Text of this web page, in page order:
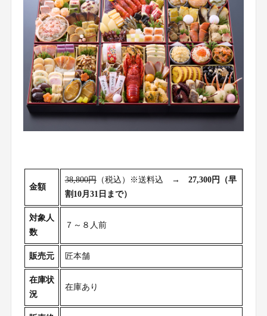
金額
38,800円（税込）※送料込 → 27,300円（早
割10月31日まで）
対象人
数
７～８人前
販売元 匠本舗
在庫状
況
在庫あり